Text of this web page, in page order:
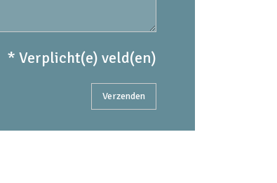
* Verplicht(e) veld(en)